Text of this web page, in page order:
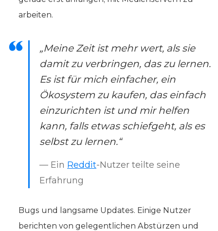
arbeiten.
„Meine Zeit ist mehr wert, als sie
damit zu verbringen, das zu lernen.
Es ist für mich einfacher, ein
Ökosystem zu kaufen, das einfach
einzurichten ist und mir helfen
kann, falls etwas schiefgeht, als es
selbst zu lernen.“
— Ein Reddit-Nutzer teilte seine
Erfahrung
Bugs und langsame Updates. Einige Nutzer
berichten von gelegentlichen Abstürzen und